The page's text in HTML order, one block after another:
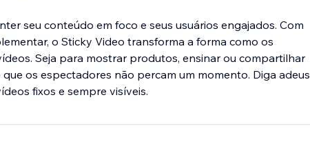
seu conteúdo em foco e seus usuários engajados. Com
o Sticky Video transforma a forma como os
Seja para mostrar produtos, ensinar ou compartilhar
os espectadores não percam um momento. Diga adeus
fixos e sempre visíveis.